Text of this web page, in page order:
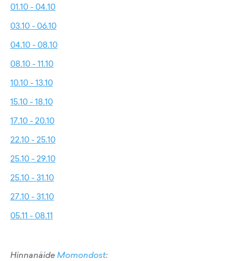
01.10 - 04.10
03.10 - 06.10
04.10 - 08.10
08.10 - 11.10
10.10 - 13.10
15.10 - 18.10
17.10 - 20.10
22.10 - 25.10
25.10 - 29.10
25.10 - 31.10
27.10 - 31.10
05.11 - 08.11
HinnanäideMomondost: